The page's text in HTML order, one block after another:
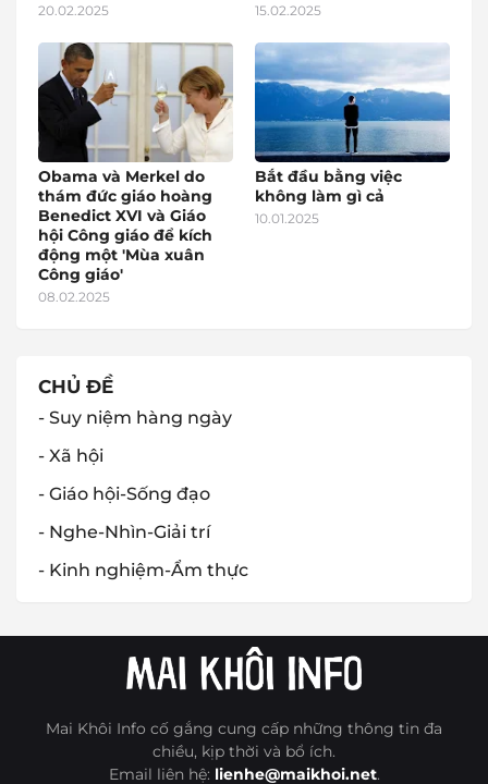
20.02.2025 15.02.2025
Obama và Merkel do
thám đức giáo hoàng
Benedict XVI và Giáo
hội Công giáo để kích
động một 'Mùa xuân
Công giáo'
08.02.2025
Bắt đầu bằng việc
không làm gì cả
10.01.2025
CHỦ ĐỀ
- Suy niệm hàng ngày
- Xã hội
- Giáo hội-Sống đạo
- Nghe-Nhìn-Giải trí
- Kinh nghiệm-Ẩm thực
Mai Khôi Info cố gắng cung cấp những thông tin đa
chiều, kịp thời và bổ ích.
Email liên hệ: lienhe@maikhoi.net.